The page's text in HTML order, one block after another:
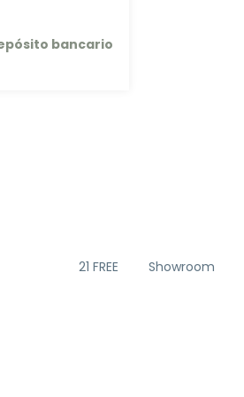
bancario
21 FREE Showroom